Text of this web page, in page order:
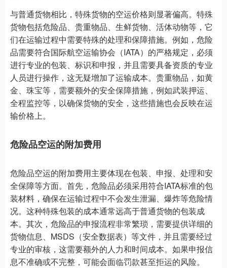
与普通货物相比，特殊货物的空运价格则显著偏高。特殊
货物包括危险品、贵重物品、生鲜货物、活体动物等，它
们在运输过程中需要特殊的处理和保障措施。例如，危险
品需要符合国际航空运输协会（IATA）的严格规定，必须
进行专业的包装、标识和申报，并且需要具备资质的专业
人员进行操作，这无疑增加了运输成本。贵重物品，如黄
金、珠宝等，需要额外的安全保障措施，例如武装押运、
全程监控等，以确保货物的安全，这些措施也会反映在运
输价格上。
危险品空运的附加费用
危险品空运的附加费用主要体现在包装、申报、处理和安
全保障等方面。首先，危险品必须采用符合IATA标准的包
装材料，确保在运输过程中不会发生泄漏、爆炸等危险情
况。这种特殊包装的成本通常远高于普通货物的包装成
本。其次，危险品的申报流程非常繁琐，需要提供详细的
货物信息、MSDS（安全数据表）等文件，并且需要经过
专业的审核，这需要额外的人力和时间成本。如果申报信
息不准确或不完整，可能会面临罚款甚至拒运的风险。